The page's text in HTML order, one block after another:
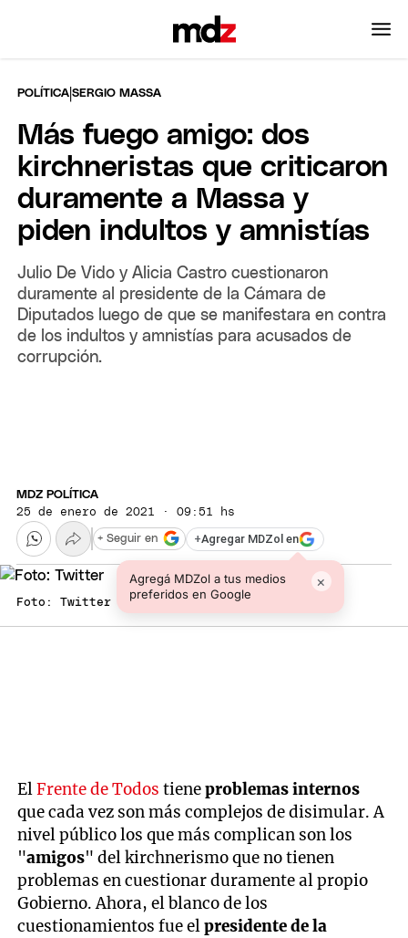
POLÍTICA |SERGIO MASSA
Más fuego amigo: dos
kirchneristas que criticaron
duramente a Massa y
piden indultos y amnistías
Julio De Vido y Alicia Castro cuestionaron
duramente al presidente de la Cámara de
Diputados luego de que se manifestara en contra
de los indultos y amnistías para acusados de
corrupción.
MDZ POLÍTICA
25 de enero de 2021 · 09:51 hs
+Agregar MDZol en
Agregá MDZol a tus medios
preferidos en Google
×
+ Seguir en
Foto: Twitter
ElFrente de Todostieneproblemas internos
que cada vez son más complejos de disimular. A
nivel público los que más complican son los
"amigos" del kirchnerismo que no tienen
problemas en cuestionar duramente al propio
Gobierno. Ahora, el blanco de los
cuestionamientos fue elpresidente de la